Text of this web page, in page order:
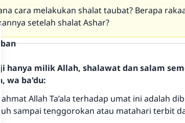
cara melakukan shalat taubat? Berapa
setelah shalat Ashar?
hanya milik Allah, shalawat dan salam
wa ba'du:
rahmat Allah Ta’ala terhadap umat ini adalah
sampai tenggorokan atau matahari terbit